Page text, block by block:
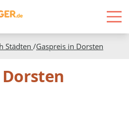
Städten /Gaspreis in Dorsten